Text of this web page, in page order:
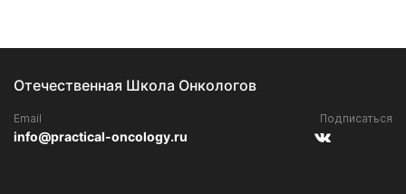
Отечественная Школа Онкологов
Email
info@practical-oncology.ru
Подписаться